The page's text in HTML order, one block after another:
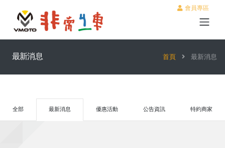
會員專區
最新消息 首頁 最新消息
全部 最新消息 優惠活動 公告資訊 特約商家